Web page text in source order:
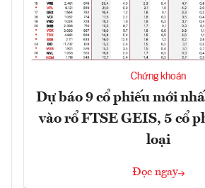
Chứng khoán
Dự báo 9 cổ phiếu mới
vào rổ FTSE GEIS, 5 cổ
loại
Đọc ngay